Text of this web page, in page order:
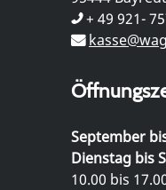
+ 49 921-
September
Dienstag bis
10.00 bis